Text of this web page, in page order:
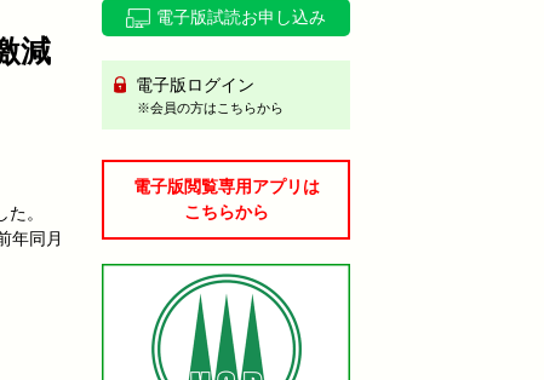
減
。
年同月
電子版試読お申し込み
電子版ログイン
※会員の方はこちらから
電子版閲覧専用アプリは
こちらから